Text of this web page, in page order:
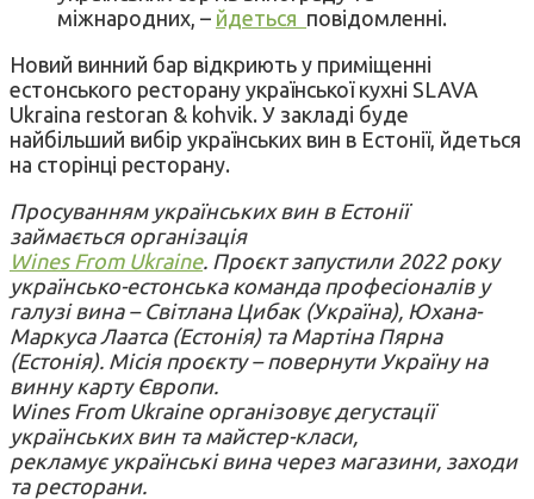
міжнародних, – йдеться повідомленні.
Новий винний бар відкриють у приміщенні
естонського ресторану української кухні SLAVA
Ukraina restoran & kohvik. У закладі буде
найбільший вибір українських вин в Естонії, йдеться
на сторінці ресторану.
Просуванням українських вин в Естонії
займається організація
Wines From Ukraine. Проєкт запустили 2022 року
українсько-естонська команда професіоналів у
галузі вина – Світлана Цибак (Україна), Юхана-
Маркуса Лаатса (Естонія) та Мартіна Пярна
(Естонія). Місія проєкту – повернути Україну на
винну карту Європи.
Wines From Ukraine організовує дегустації
українських вин та майстер-класи,
рекламує українські вина через магазини, заходи
та ресторани.